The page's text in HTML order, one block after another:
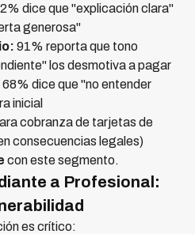
dice que "explicación clara"
generosa"
91% reporta que tono
los desmotiva a pagar
68% dice que "no entender
inicial
cobranza de tarjetas de
consecuencias legales)
con este segmento.
a Profesional:
es crítico: